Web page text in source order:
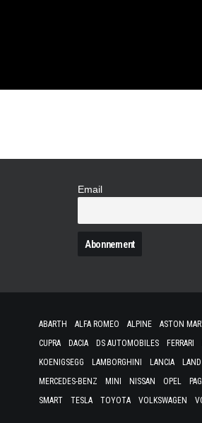
Email
ABARTH ALFA ROMEO ALPINE ASTON
CUPRA
DACIA DS AUTOMOBILES FERRARI
KOENIGSEGG
LAMBORGHINI LANCIA
MERCEDES-BENZ
MINI NISSAN OPEL
SMART
TESLA TOYOTA VOLKSWAGEN